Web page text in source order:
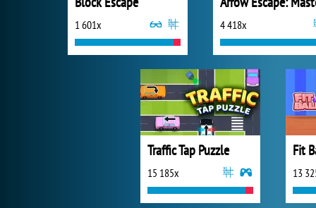
1 601x 4 418x
Traffic Tap Puzzle
15 185x
Fit
13